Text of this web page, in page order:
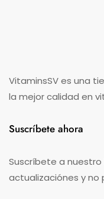
VitaminsSV es una
la mejor calidad en
Suscríbete ahora
Suscríbete a
actualizaciónes y no